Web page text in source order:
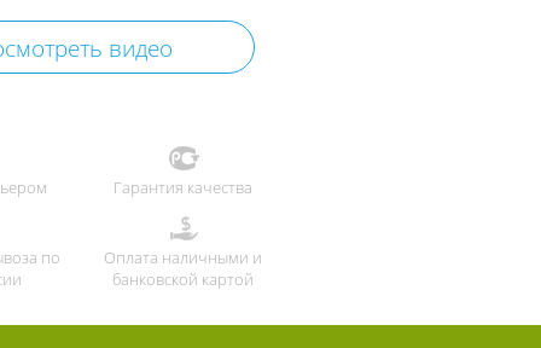
видео
Гарантия качества
по
Оплата наличными и
банковской картой